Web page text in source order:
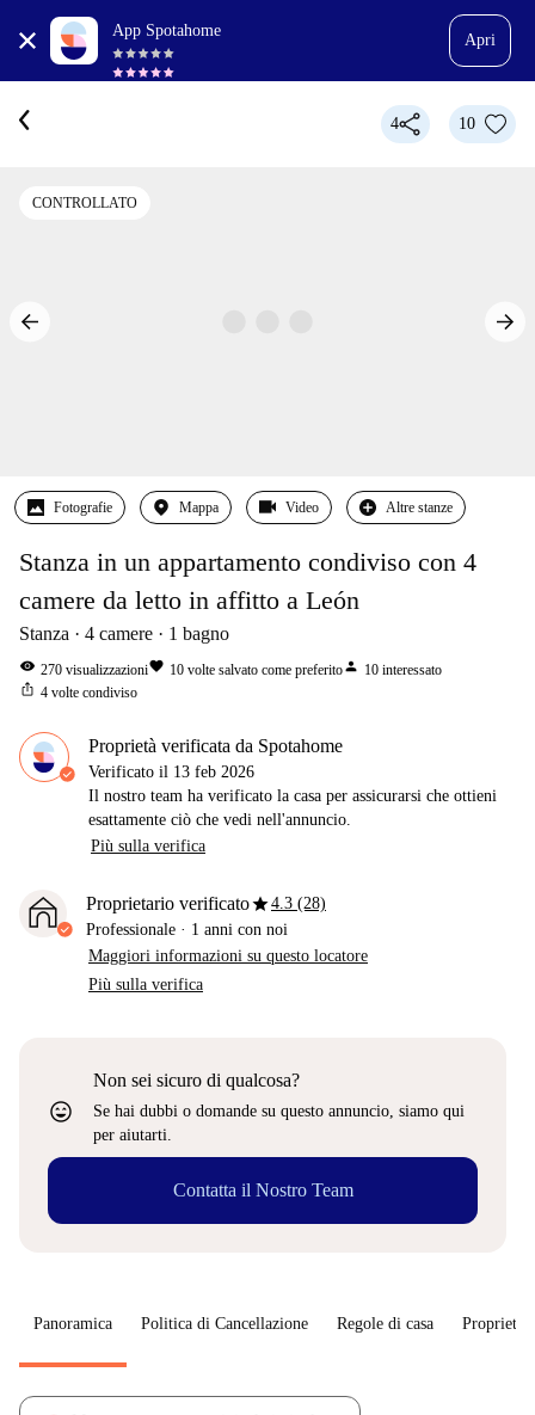
App Spotahome
Apri
4 10
CONTROLLATO
Fotografie Mappa Video Altre stanze
Stanza in un appartamento condiviso con 4
camere da letto in affitto a León
Stanza 4 camere 1 bagno
visibility 270 visualizzazionifavorite 10 volte salvato come preferitoperson 10 interessato
ios_share 4 volte condiviso
Proprietà verificata da Spotahome
Verificato il 13 feb 2026
Il nostro team ha verificato la casa per assicurarsi che ottieni
esattamente ciò che vedi nell'annuncio.
Più sulla verifica
Proprietario verificatostar4.3 (28)
Professionale · 1 anni con noi
Maggiori informazioni su questo locatore
Più sulla verifica
sentiment_very_satisfied
Non sei sicuro di qualcosa?
Se hai dubbi o domande su questo annuncio, siamo qui
per aiutarti.
Contatta il Nostro Team
Panoramica Politica di Cancellazione Regole di casa